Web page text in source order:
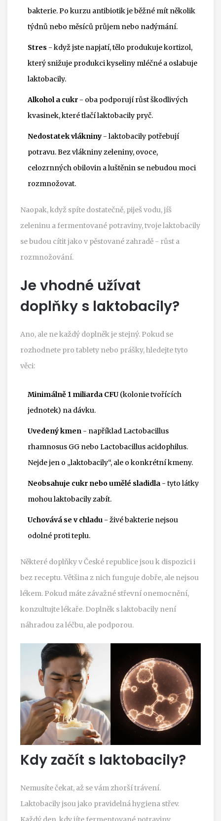
bakterie. Po kurzu antibiotik je běžné mít několik
týdnů nebo měsíců průjem nebo nadýmání.
Stres - když jste napjatí, tělo produkuje kortizol,
který snižuje produkci kyseliny mléčné a oslabuje
laktobacily.
Alkohol a cukr - oba podporují růst škodlivých
kvasinek, které tlačí laktobacily pryč.
Nedostatek vlákniny - laktobacily potřebují
potravu. Bez vlákniny zeleniny, ovoce,
celozrnných obilovin a luštěnin se nebudou moci
rozmnožovat.
Naopak, když spíte dostatečně, piješ vodu, jíš
zeleninu a fermentované potraviny, tvoje laktobacily
se budou cítit jako v pěstované zahradě - růst a
rozmnožování.
Je vhodné užívat
doplňky s laktobacily?
Ano, ale ne každý doplněk je stejný. Pokud se
rozhodnete pro tablety nebo prášky, hledejte tyto
věci:
Minimálně 1 miliarda CFU (kolonie tvořících
jednotek) na dávku.
Uvedený kmen - například Lactobacillus
rhamnosus GG nebo Lactobacillus acidophilus.
Nejde jen o „laktobacily“, ale o konkrétní kmeny.
Neobsahuje cukr nebo umělé sladidla - tyto látky
mohou laktobacily zabít.
Uchovává se v chladu - živé bakterie nejsou
odolné proti teplu.
Některé doplňky v České republice jsou k dispozici i
bez receptu. Většina z nich funguje dobře, ale nejsou
lékem. Pokud máte závažné střevní onemocnění,
konzultujte lékaře. Doplněk s laktobacily není
náhradou za léčbu, ale podporou.
Kdy začít s laktobacily?
Nemusíte čekat, až se vám zhorší trávení.
Laktobacily jsou jako pravidelná hygiena střev.